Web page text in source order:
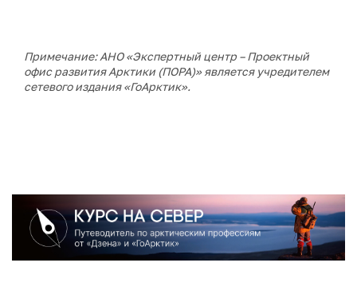
Примечание: АНО «Экспертный центр – Проектный
офис развития Арктики (ПОРА)» является учредителем
сетевого издания «ГоАрктик».